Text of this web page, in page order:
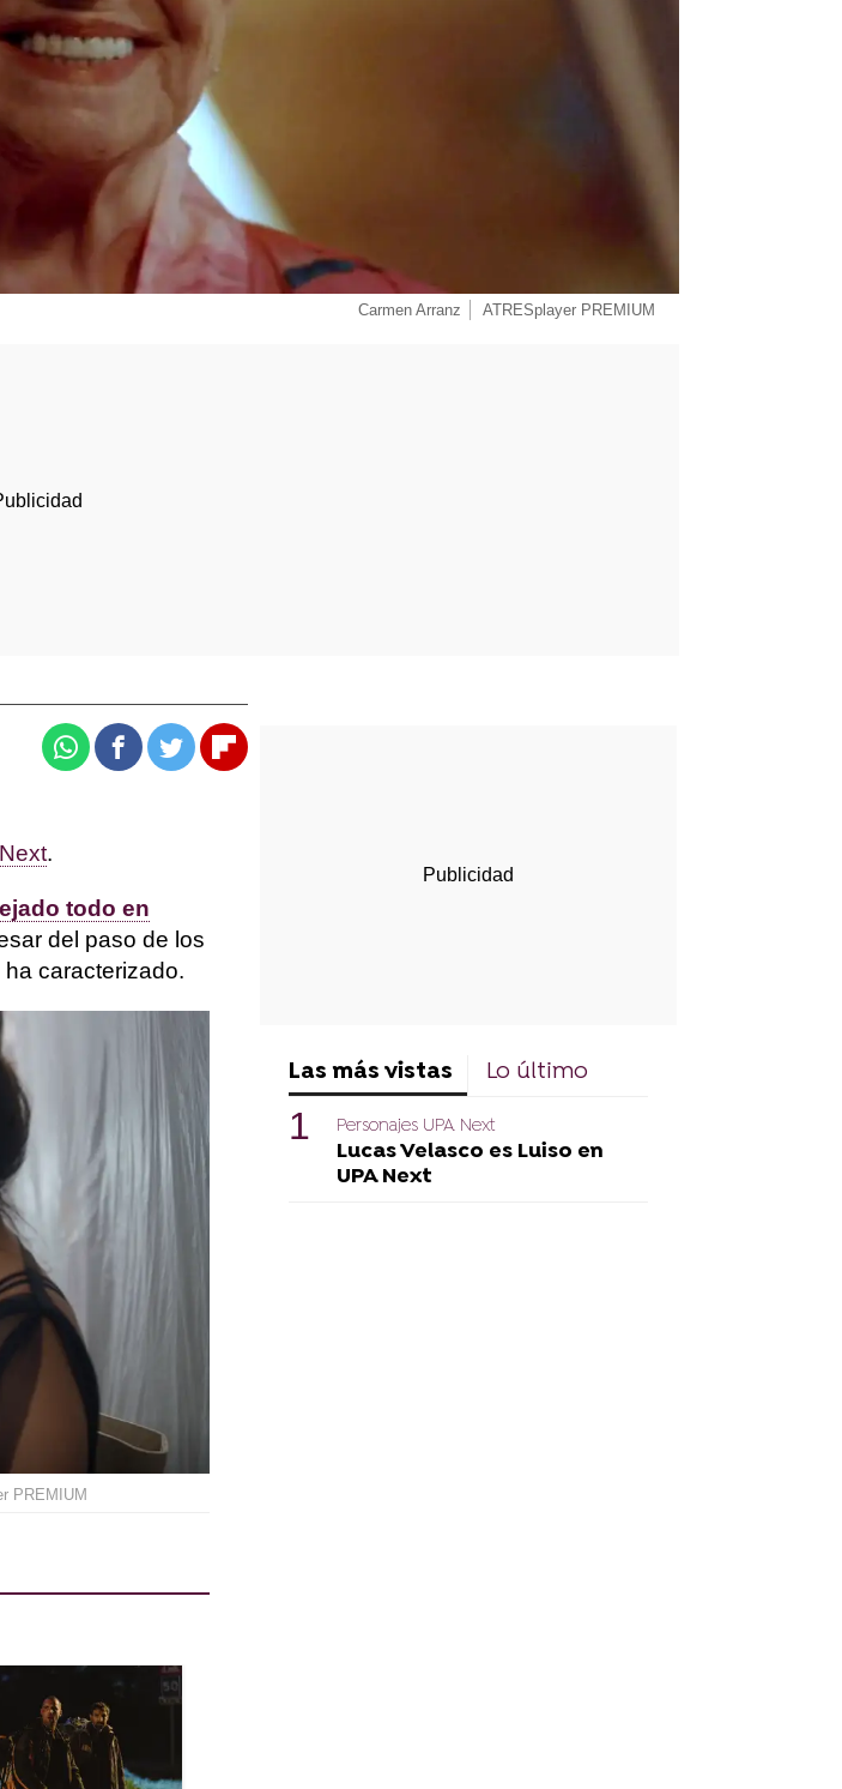
Carmen Arranz ATRESplayer PREMIUM
WhatsappFacebook
TwitterFlipboard
.
todo en
del paso de los
caracterizado.
PREMIUM
Las más vistas Lo último
Personajes UPA Next
Lucas Velasco es Luiso en
UPA Next